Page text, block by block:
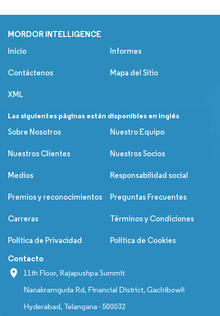
MORDOR INTELLIGENCE
Inicio Informes
Contáctenos Mapa del Sitio
XML
Las siguientes páginas están disponibles en inglés
Sobre Nosotros
Nuestro Equipo
Nuestros Clientes Nuestros Socios
Medios Responsabilidad social
Premios y reconocimientos Preguntas Frecuentes
Carreras Términos y Condiciones
Política de Privacidad Política de Cookies
Contacto
11th Floor, Rajapushpa Summit
Nanakramguda Rd, Financial District, Gachibowli
Hyderabad, Telangana - 500032